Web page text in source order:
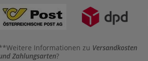
Informationen zu Versandkosten
Zahlungsarten?